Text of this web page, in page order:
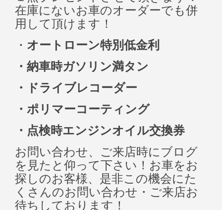
在庫にないお車のオーダーでも併
用して頂けます！
・ オートローン特別低金利
・納車時ガソリン満タン
・ドライブレコーダー
・ポリマーコーティング
・点検時エンジンオイル交換券
お問い合わせ、ご来店時にブログ
を見たと仰って下さい！お車をお
探しのお客様、是非この機会にた
くさんのお問い合わせ・ご来店お
待ちしております！